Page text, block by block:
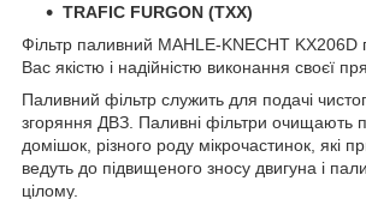
TRAFIC FURGON (TXX)
Фільтр паливний MAHLE-KNECHT KX206D
Вас якістю і надійністю виконання своєї
Паливний фільтр служить для подачі
згоряння ДВЗ. Паливні фільтри очищають
домішок, різного роду мікрочастинок, які
ведуть до підвищеного зносу двигуна і
цілому.